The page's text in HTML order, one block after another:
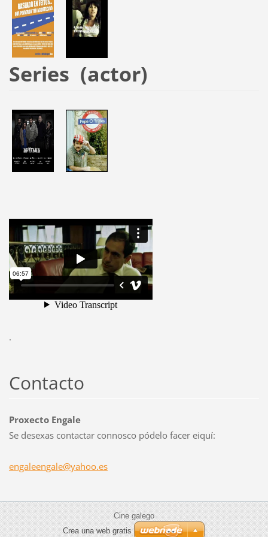
Series (actor)
.
Contacto
Proxecto Engale
Se desexas contactar connosco pódelo facer eiquí:
engaleengale@yahoo.es
Cine galego
Crea una web gratis